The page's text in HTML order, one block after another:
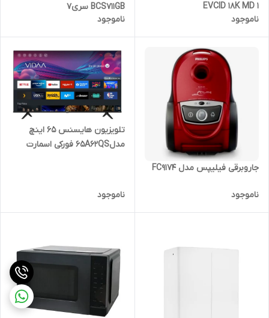
EVCID 18K MD 1
ناموجود
BCS711GB سری۷
ناموجود
جاروبرقی فیلیپس مدل FC9174
ناموجود
تلویزیون هایسنس ۶۵ اینچ
مدل65A62QS فورکی اسمارت
ناموجود